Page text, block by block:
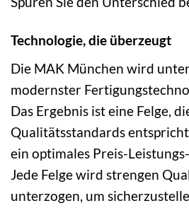
Technologie, die überzeugt
Die MAK München wird
modernster
Das Ergebnis ist eine Felge,
Qualitätsstandards
ein optimales Preis-
Jede Felge wird strengen
unterzogen, um